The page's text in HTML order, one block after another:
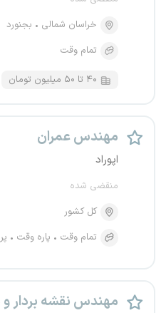
خراسان شمالی
بجنورد
تمام وقت
۴۰ تا ۵۰ میلیون تومان
مهندس عمران
اپوراد
منقضی شده
کل کشور
تمام وقت
پاره وقت
مهندس نقشه بردار